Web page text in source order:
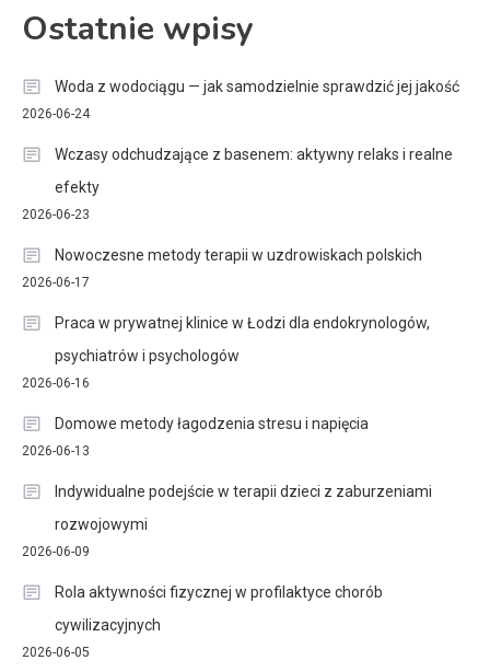
Ostatnie wpisy
Woda z wodociągu — jak samodzielnie sprawdzić jej jakość
2026-06-24
Wczasy odchudzające z basenem: aktywny relaks i realne
efekty
2026-06-23
Nowoczesne metody terapii w uzdrowiskach polskich
2026-06-17
Praca w prywatnej klinice w Łodzi dla endokrynologów,
psychiatrów i psychologów
2026-06-16
Domowe metody łagodzenia stresu i napięcia
2026-06-13
Indywidualne podejście w terapii dzieci z zaburzeniami
rozwojowymi
2026-06-09
Rola aktywności fizycznej w profilaktyce chorób
cywilizacyjnych
2026-06-05